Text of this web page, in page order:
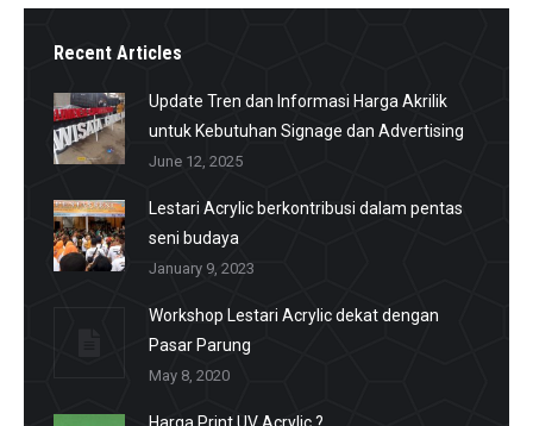
Recent Articles
Update Tren dan Informasi Harga Akrilik
untuk Kebutuhan Signage dan Advertising
June 12, 2025
Lestari Acrylic berkontribusi dalam pentas
seni budaya
January 9, 2023
Workshop Lestari Acrylic dekat dengan
Pasar Parung
May 8, 2020